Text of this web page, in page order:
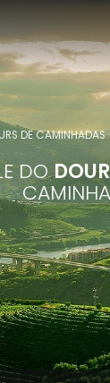
DE CAMINHADAS
DO